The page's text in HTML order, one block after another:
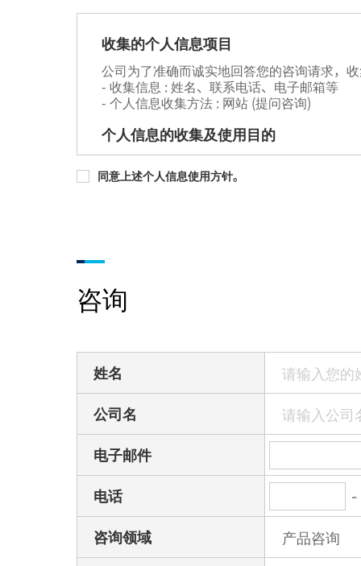
收集的个人信息项目
公司为了准确而诚实地回答您的咨询请求，
- 收集信息 : 姓名、联系电话、电子邮箱等
- 个人信息收集方法 : 网站 (提问咨询)
个人信息的收集及使用目的
公司对收集的个人信息用于如下目的。
- 咨询、建议、投诉等诉求处理
- 保存项目 : 姓名、电子邮箱、电话号码
- 保存依据 : 答疑管理及再次咨询时确认
- 保存期限 : 约2年
同意上述个人信息使用方针。
咨询
姓名
公司名
电子邮件
电话
-
咨询领域